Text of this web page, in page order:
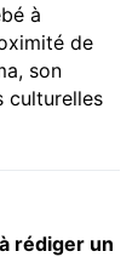
à
de
son
culturelles
rédiger un